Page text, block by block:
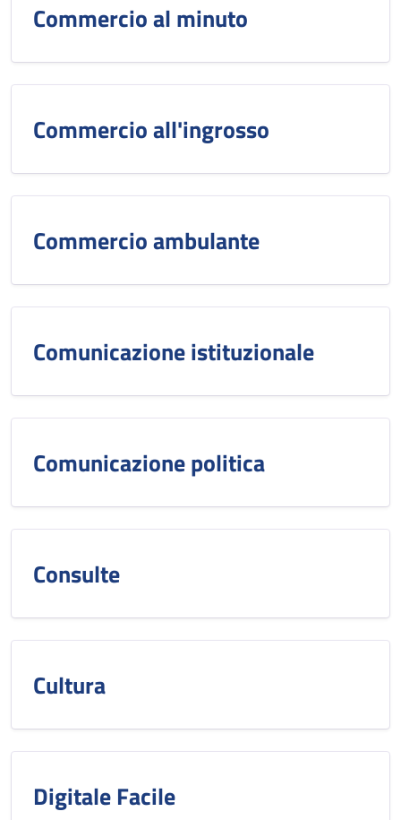
Commercio al minuto
Commercio all'ingrosso
Commercio ambulante
Comunicazione istituzionale
Comunicazione politica
Consulte
Cultura
Digitale Facile